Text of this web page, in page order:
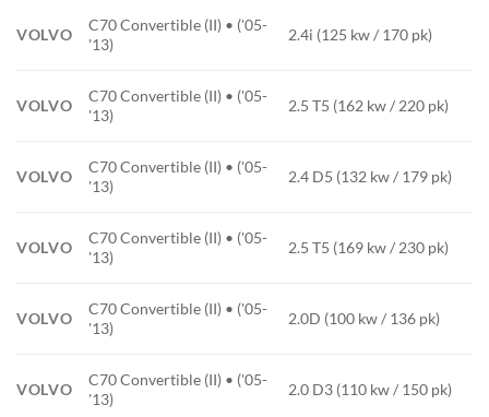
VOLVO
C70 Convertible (II) • ('05-
'13)
2.4i (125 kw / 170 pk)
VOLVO
C70 Convertible (II) • ('05-
'13)
2.5 T5 (162 kw / 220 pk)
VOLVO
C70 Convertible (II) • ('05-
'13)
2.4 D5 (132 kw / 179 pk)
VOLVO
C70 Convertible (II) • ('05-
'13)
2.5 T5 (169 kw / 230 pk)
VOLVO
C70 Convertible (II) • ('05-
'13)
2.0D (100 kw / 136 pk)
VOLVO
C70 Convertible (II) • ('05-
'13)
2.0 D3 (110 kw / 150 pk)